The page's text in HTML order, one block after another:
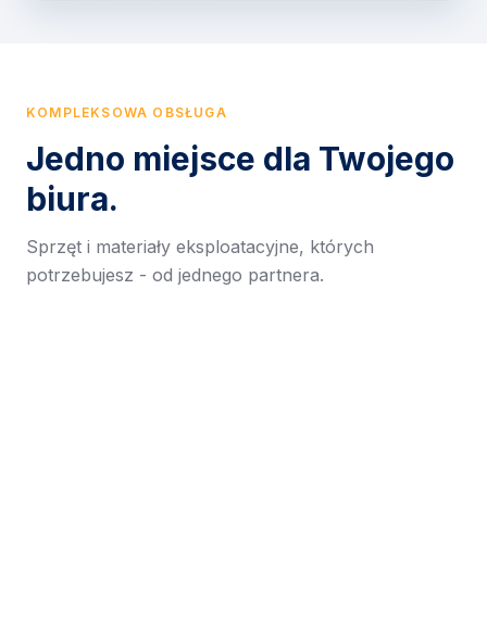
KOMPLEKSOWA OBSŁUGA
Jedno miejsce dla Twojego
biura.
Sprzęt i materiały eksploatacyjne, których
potrzebujesz - od jednego partnera.